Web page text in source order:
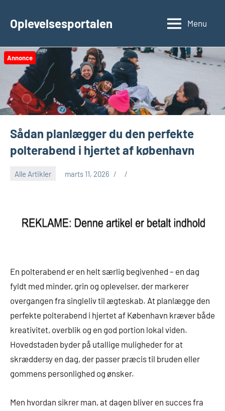
Oplevelsesportalen Menu
Annonce
Sådan planlægger du den perfekte
polterabend i hjertet af københavn
Alle Artikler marts 11, 2026
En polterabend er en helt særlig begivenhed – en dag
fyldt med minder, grin og oplevelser, der markerer
overgangen fra singleliv til ægteskab. At planlægge den
perfekte polterabend i hjertet af København kræver både
kreativitet, overblik og en god portion lokal viden.
Hovedstaden byder på utallige muligheder for at
skræddersy en dag, der passer præcis til bruden eller
gommens personlighed og ønsker.
Men hvordan sikrer man, at dagen bliver en succes fra